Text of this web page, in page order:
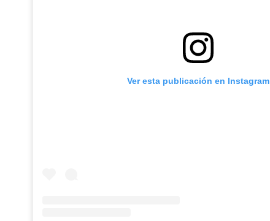
Ver esta publicación en Instagram